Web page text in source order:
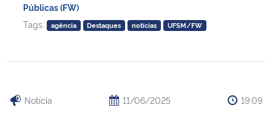
Públicas (FW)
Tags:
agência Destaques notícias UFSM/FW
Notícia 11/06/2025 19:09